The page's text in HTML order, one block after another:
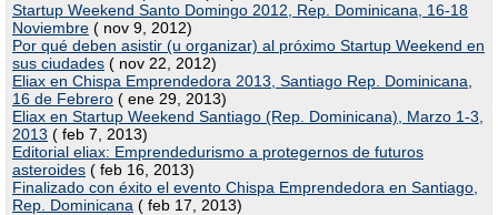
Startup Weekend Santo Domingo 2012, Rep. Dominicana, 16-18
Noviembre ( nov 9, 2012)
Por qué deben asistir (u organizar) al próximo Startup Weekend en
sus ciudades ( nov 22, 2012)
Eliax en Chispa Emprendedora 2013, Santiago Rep. Dominicana,
16 de Febrero ( ene 29, 2013)
Eliax en Startup Weekend Santiago (Rep. Dominicana), Marzo 1-3,
2013 ( feb 7, 2013)
Editorial eliax: Emprendedurismo a protegernos de futuros
asteroides ( feb 16, 2013)
Finalizado con éxito el evento Chispa Emprendedora en Santiago,
Rep. Dominicana ( feb 17, 2013)